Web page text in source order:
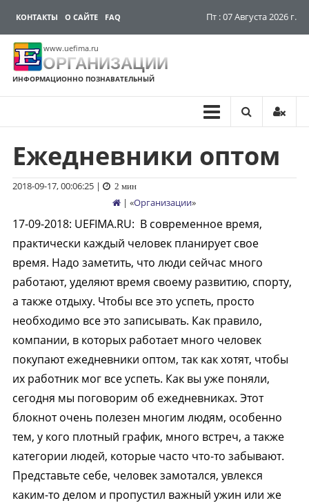
КОНТАКТЫ О САЙТЕ FAQ Пт : 07 Августа 2026 г.
www.uefima.ru
ОРГАНИЗАЦИИ
ИНФОРМАЦИОННО ПОЗНАВАТЕЛЬНЫЙ
Перейти
содержимому
Ежедневники оптом
2018-09-17, 00:06:25| 2 мин
| «Организации»
17-09-2018: UEFIMA.RU: В современное время,
практически каждый человек планирует свое
время. Надо заметить, что люди сейчас много
работают, уделяют время своему развитию, спорту,
а также отдыху. Чтобы все это успеть, просто
необходимо все это записывать. Как правило,
компании, в которых работает много человек
покупают ежедневники оптом, так как хотят, чтобы
их работник мог все успеть. Как вы уже поняли,
сегодня мы поговорим об ежедневниках. Этот
блокнот очень полезен многим людям, особенно
тем, у кого плотный график, много встреч, а также
категории людей, которые часто что-то забывают.
Представьте себе, человек замотался, увлекся
каким-то делом и пропустил важный ужин или же